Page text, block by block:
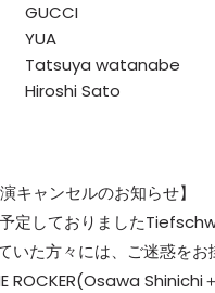
GUCCI
YUA
Tatsuya watanabe
Hiroshi Sato
キャンセルのお知らせ】
定しておりました
いた方々には、ご迷惑をお
ROCKER(Osawa